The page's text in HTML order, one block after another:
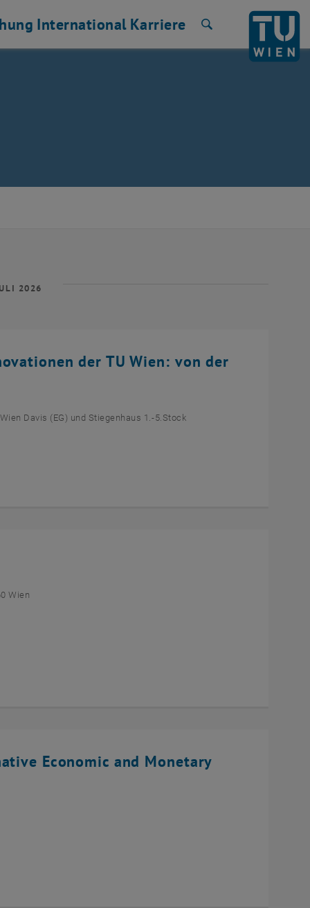
International Karriere
2026
der TU Wien: von der
Davis (EG) und Stiegenhaus 1.-5.Stock
Wien
Economic and Monetary